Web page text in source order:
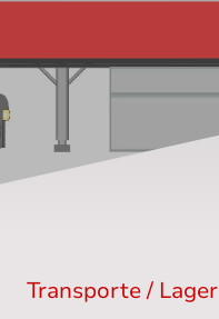
Transporte / Lager